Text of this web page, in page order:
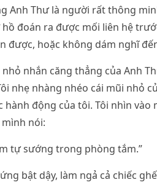
Anh Thư là người rất thông
hồ đoán ra được mối liên hệ
được, hoặc không dám nghĩ
nhắn căng thẳng của Anh
nhẹ nhàng nhéo cái mũi nhỏ
hành động của tôi. Tôi nhìn vào
nói:
tự sướng trong phòng tắm.”
bật dậy, làm ngả cả chiếc